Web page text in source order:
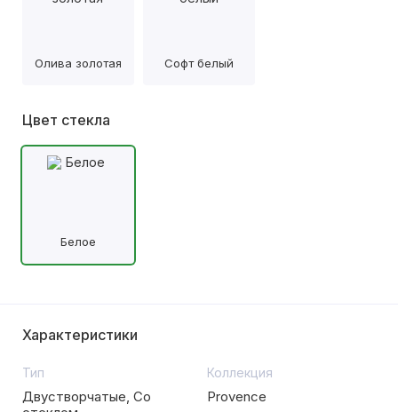
Олива золотая Софт белый
Цвет стекла
Белое
Характеристики
Тип
Двустворчатые, Со
Коллекция
Provence